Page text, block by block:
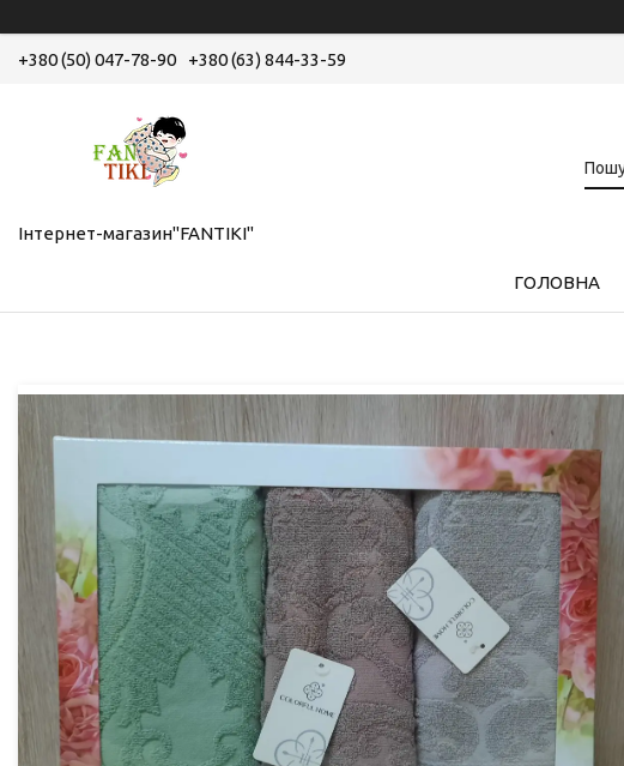
+380 (50) 047-78-90 +380 (63) 844-33-59
Інтернет-магазин"FANTIKI"
ГОЛОВНА